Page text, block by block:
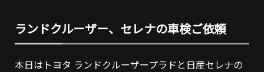
ランドクルーザー、セレナの車検ご依頼
本日はトヨタ ランドクルーザープラドと日産セレナの